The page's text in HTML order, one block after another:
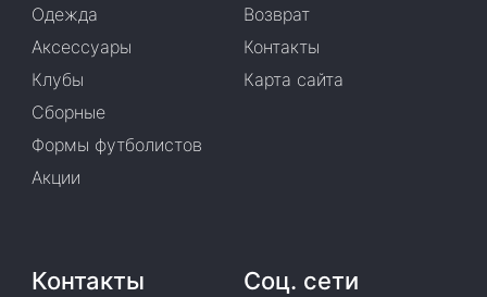
Одежда
Аксессуары
Клубы
Сборные
Формы футболистов
Акции
Возврат
Контакты
Карта сайта
Контакты Соц. сети